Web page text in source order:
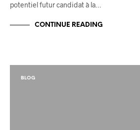
potentiel futur candidat à la…
CONTINUE READING
BLOG